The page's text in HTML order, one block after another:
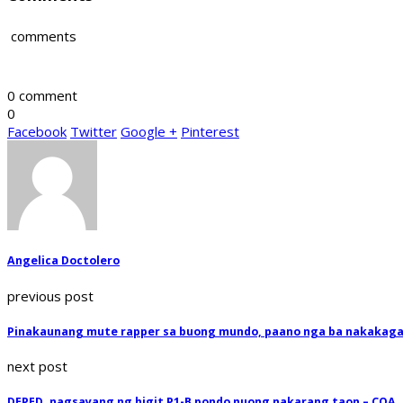
comments
0 comment
0
Facebook Twitter Google + Pinterest
Angelica Doctolero
previous post
Pinakaunang mute rapper sa buong mundo, paano nga ba
next post